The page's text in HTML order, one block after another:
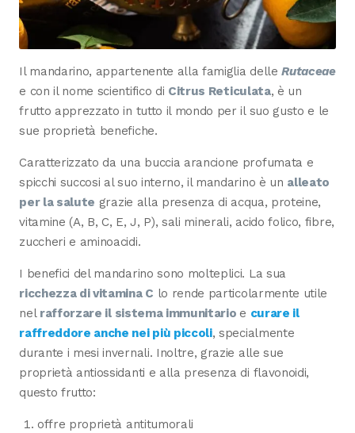
Il mandarino, appartenente alla famiglia delleRutaceae
e con il nome scientifico di Citrus Reticulata, è un
frutto apprezzato in tutto il mondo per il suo gusto e le
sue proprietà benefiche.
Caratterizzato da una buccia arancione profumata e
spicchi succosi al suo interno, il mandarino è un alleato
per la salute grazie alla presenza di acqua, proteine,
vitamine (A, B, C, E, J, P), sali minerali, acido folico, fibre,
zuccheri e aminoacidi.
I benefici del mandarino sono molteplici. La sua
ricchezza di vitamina C lo rende particolarmente utile
nel rafforzare il sistema immunitario e curare il
raffreddore anche nei più piccoli, specialmente
durante i mesi invernali. Inoltre, grazie alle sue
proprietà antiossidanti e alla presenza di flavonoidi,
questo frutto:
offre proprietà antitumorali